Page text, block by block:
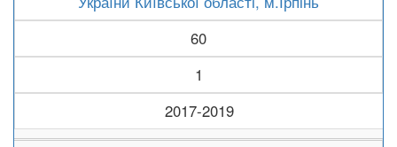
60
1
2017-2019